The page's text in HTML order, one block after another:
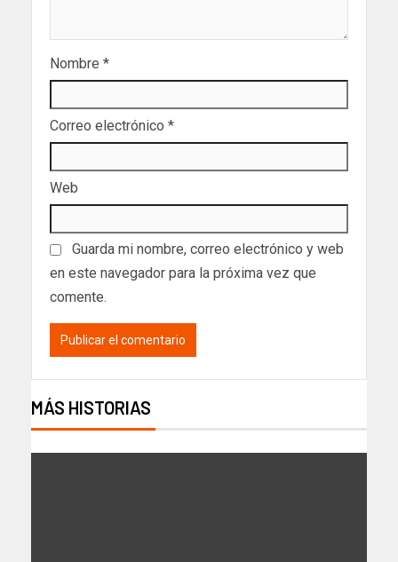
Nombre *
Correo electrónico *
Web
Guarda mi nombre, correo electrónico y web
en este navegador para la próxima vez que
comente.
MÁS HISTORIAS